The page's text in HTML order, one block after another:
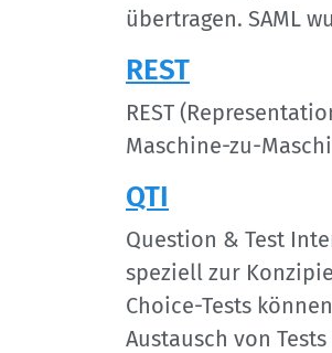
übertragen. SAML
REST
REST
Maschine-zu-
QTI
Question & Test
speziell zur
Choice-Tests
Austausch von